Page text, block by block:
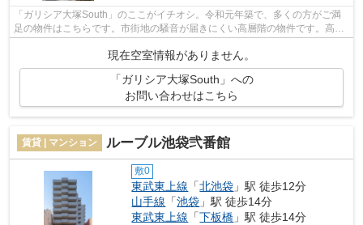
「ガリシア大塚South」のここがイチオシ。令和元年築で、多くの方がご満
足の物件はこちらです。市街地の騒音が届きにくい高層階の物件です。高ニ
現在空室情報がありません。
「ガリシア大塚South」への
お問い合わせはこちら
賃貸 | マンション ルーブル池袋弐番館
敷0
東武東上線 「北池袋 」駅 徒歩12分
山手線 「池袋 」駅 徒歩14分
東武東上線 「下板橋 」駅 徒歩14分